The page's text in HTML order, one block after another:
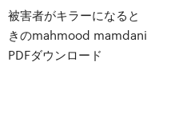
被害者がキラーになると
きのmahmood mamdani
PDFダウンロード